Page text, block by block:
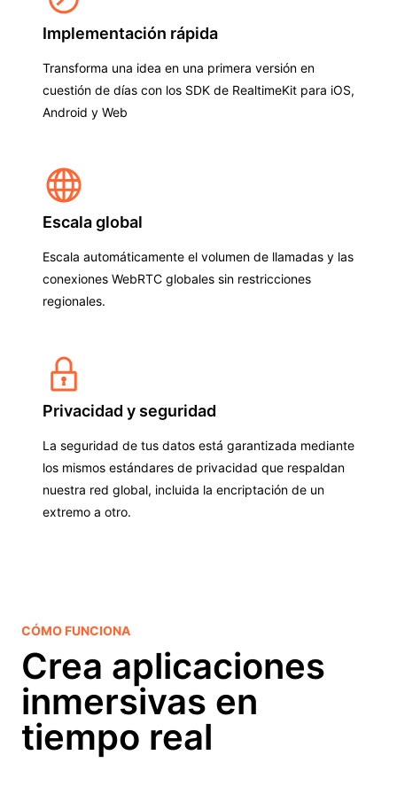
Implementación rápida
Transforma una idea en una primera versión en
cuestión de días con los SDK de RealtimeKit para iOS,
Android y Web
Escala global
Escala automáticamente el volumen de llamadas y las
conexiones WebRTC globales sin restricciones
regionales.
Privacidad y seguridad
La seguridad de tus datos está garantizada mediante
los mismos estándares de privacidad que respaldan
nuestra red global, incluida la encriptación de un
extremo a otro.
CÓMO FUNCIONA
Crea aplicaciones
inmersivas en
tiempo real